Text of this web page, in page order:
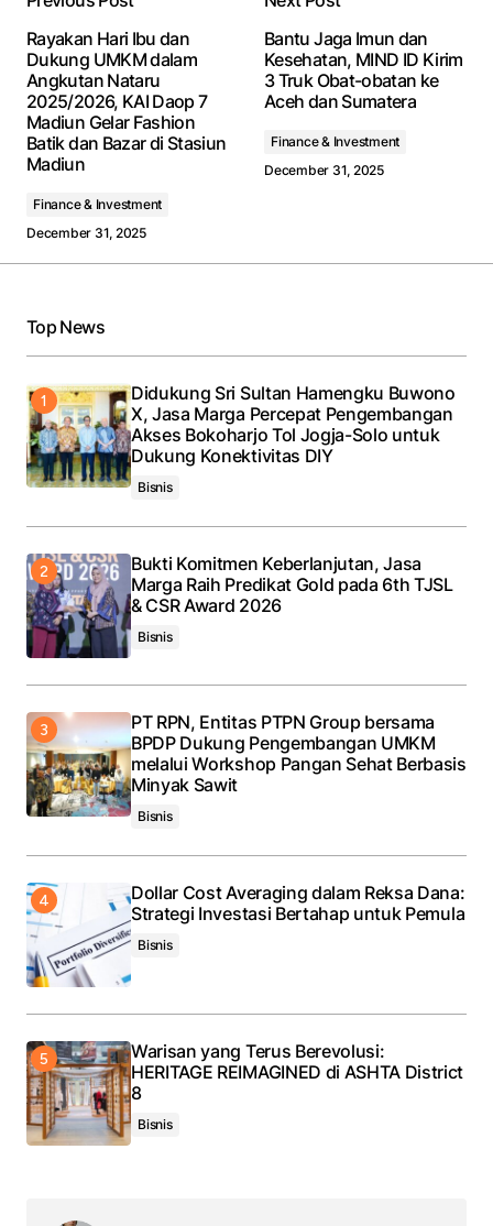
fields are marked
Comment*
Your Name*
for the next time I comment.
Submit Comment
Rayakan Hari Ibu dan
Dukung UMKM dalam
Angkutan Nataru
2025/2026, KAI Daop 7
Madiun Gelar Fashion
Batik dan Bazar di Stasiun
Madiun
Finance & Investment
December 31, 2025
Bantu Jaga Imun dan
Kesehatan, MIND ID Kirim
3 Truk Obat-obatan ke
Aceh dan Sumatera
Finance & Investment
December 31, 2025
Top News
Didukung Sri Sultan Hamengku Buwono
X, Jasa Marga Percepat Pengembangan
Akses Bokoharjo Tol Jogja-Solo untuk
Dukung Konektivitas DIY
Bisnis
Bukti Komitmen Keberlanjutan, Jasa
Marga Raih Predikat Gold pada 6th TJSL
& CSR Award 2026
Bisnis
PT RPN, Entitas PTPN Group bersama
BPDP Dukung Pengembangan UMKM
melalui Workshop Pangan Sehat Berbasis
Minyak Sawit
Bisnis
Dollar Cost Averaging dalam Reksa Dana:
Strategi Investasi Bertahap untuk Pemula
Bisnis
Warisan yang Terus Berevolusi:
HERITAGE REIMAGINED di ASHTA District
8
Bisnis